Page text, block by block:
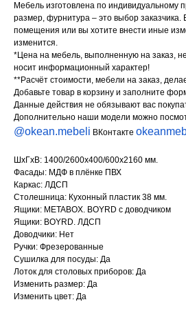
Мебель изготовлена по индивидуальному
размер, фурнитура – это выбор заказчика.
помещения или вы хотите внести иные
изменится.
*Цена на мебель, выполненную на заказ,
носит информационный характер!
**Расчёт стоимости, мебели на заказ,
Добавьте товар в корзину и заполните
Данные действия не обязывают вас
Дополнительно наши модели можно
@okean.mebeli ВКонтакте
ШхГхВ: 1400/2600х400/600х2160 мм.
Фасады: МДФ в плёнке ПВХ
Каркас: ЛДСП
Столешница: Кухонный пластик 38 мм.
Ящики: METABOX. BOYRD с доводчиком
Ящики: BOYRD. ЛДСП
Доводчики: Нет
Ручки: Фрезерованные
Сушилка для посуды: Да
Лоток для столовых приборов: Да
Изменить размер: Да
Изменить цвет: Да